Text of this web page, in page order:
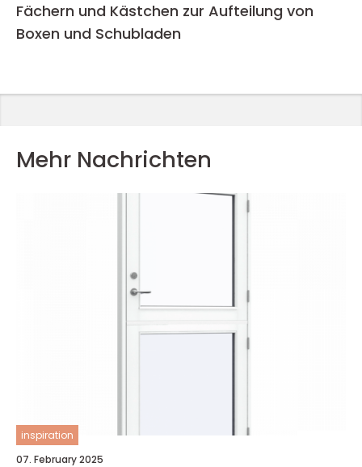
Fächern und Kästchen zur Aufteilung von
Boxen und Schubladen
Mehr Nachrichten
inspiration
07. February 2025